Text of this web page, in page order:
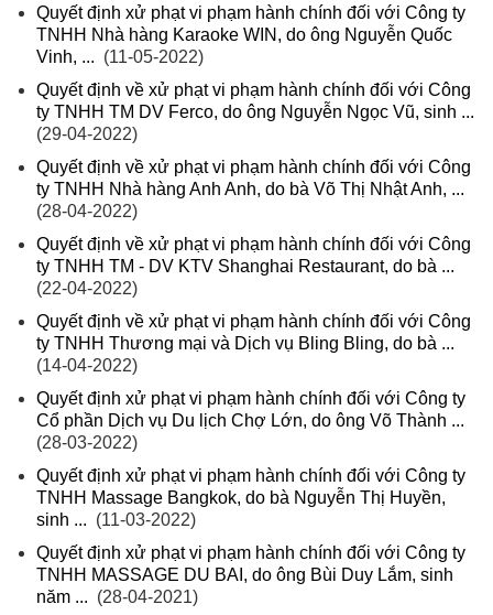
Quyết định xử phạt vi phạm hành chính đối với Công ty
TNHH Nhà hàng Karaoke WIN, do ông Nguyễn Quốc
Vinh, ... (11-05-2022)
Quyết định về xử phạt vi phạm hành chính đối với Công
ty TNHH TM DV Ferco, do ông Nguyễn Ngọc Vũ, sinh ...
(29-04-2022)
Quyết định về xử phạt vi phạm hành chính đối với Công
ty TNHH Nhà hàng Anh Anh, do bà Võ Thị Nhật Anh, ...
(28-04-2022)
Quyết định về xử phạt vi phạm hành chính đối với Công
ty TNHH TM - DV KTV Shanghai Restaurant, do bà ...
(22-04-2022)
Quyết định về xử phạt vi phạm hành chính đối với Công
ty TNHH Thương mại và Dịch vụ Bling Bling, do bà ...
(14-04-2022)
Quyết định xử phạt vi phạm hành chính đối với Công ty
Cổ phần Dịch vụ Du lịch Chợ Lớn, do ông Võ Thành ...
(28-03-2022)
Quyết định xử phạt vi phạm hành chính đối với Công ty
TNHH Massage Bangkok, do bà Nguyễn Thị Huyền,
sinh ... (11-03-2022)
Quyết định xử phạt vi phạm hành chính đối với Công ty
TNHH MASSAGE DU BAI, do ông Bùi Duy Lắm, sinh
năm ... (28-04-2021)